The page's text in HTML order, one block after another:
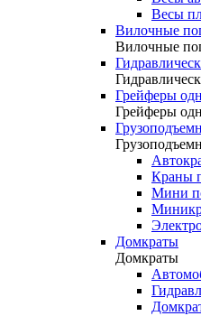
Весы
Вилочные
Вилочные
Грейферы
Грейферы
Краны
Мини
Домкраты
Домкраты